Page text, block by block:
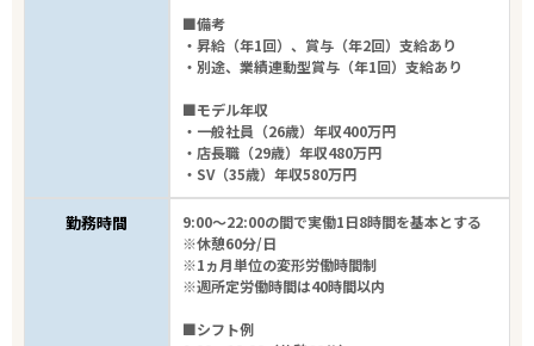
■備考
・昇給（年1回）、賞与（年2回）支給あり
・別途、業績連動型賞与（年1回）支給あり
■モデル年収
・一般社員（26歳）年収400万円
・店長職（29歳）年収480万円
・SV（35歳）年収580万円
勤務時間
9:00～22:00の間で実働1日8時間を基本とする
※休憩60分/日
※1ヵ月単位の変形労働時間制
※週所定労働時間は40時間以内
■シフト例